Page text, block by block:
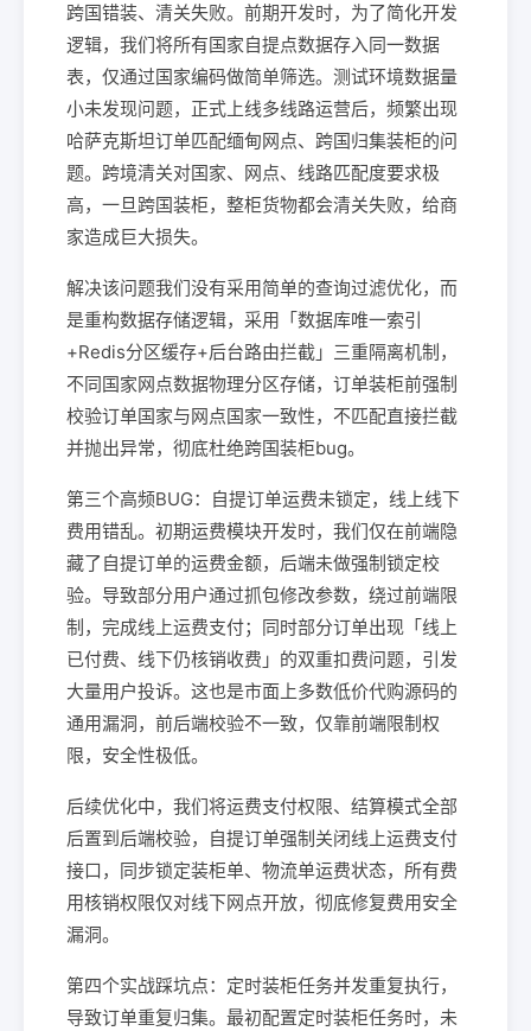
跨国错装、清关失败。前期开发时，为了简化开发
逻辑，我们将所有国家自提点数据存入同一数据
表，仅通过国家编码做简单筛选。测试环境数据量
小未发现问题，正式上线多线路运营后，频繁出现
哈萨克斯坦订单匹配缅甸网点、跨国归集装柜的问
题。跨境清关对国家、网点、线路匹配度要求极
高，一旦跨国装柜，整柜货物都会清关失败，给商
家造成巨大损失。
解决该问题我们没有采用简单的查询过滤优化，而
是重构数据存储逻辑，采用「数据库唯一索引
+Redis分区缓存+后台路由拦截」三重隔离机制，
不同国家网点数据物理分区存储，订单装柜前强制
校验订单国家与网点国家一致性，不匹配直接拦截
并抛出异常，彻底杜绝跨国装柜bug。
第三个高频BUG：自提订单运费未锁定，线上线下
费用错乱。初期运费模块开发时，我们仅在前端隐
藏了自提订单的运费金额，后端未做强制锁定校
验。导致部分用户通过抓包修改参数，绕过前端限
制，完成线上运费支付；同时部分订单出现「线上
已付费、线下仍核销收费」的双重扣费问题，引发
大量用户投诉。这也是市面上多数低价代购源码的
通用漏洞，前后端校验不一致，仅靠前端限制权
限，安全性极低。
后续优化中，我们将运费支付权限、结算模式全部
后置到后端校验，自提订单强制关闭线上运费支付
接口，同步锁定装柜单、物流单运费状态，所有费
用核销权限仅对线下网点开放，彻底修复费用安全
漏洞。
第四个实战踩坑点：定时装柜任务并发重复执行，
导致订单重复归集。最初配置定时装柜任务时，未